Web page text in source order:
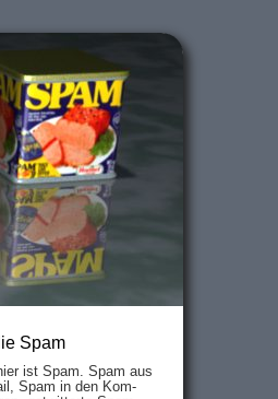
Spam
ist Spam. Spam aus
Spam in den Kom­